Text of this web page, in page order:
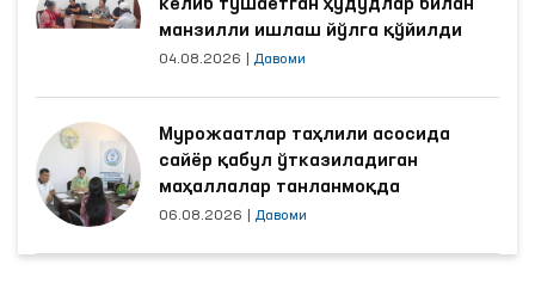
келиб тушаётган ҳудудлар билан
манзилли ишлаш йўлга қўйилди
04.08.2026 Давоми
Мурожаатлар таҳлили асосида
сайёр қабул ўтказиладиган
маҳаллалар танланмоқда
06.08.2026 Давоми